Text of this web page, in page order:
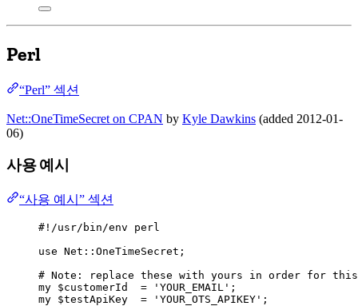
Perl
“Perl” 섹션
Net::OneTimeSecret on CPAN by Kyle Dawkins (added 2012-01-
06)
사용 예시
“사용 예시” 섹션
#!/usr/bin/env perl
use Net::OneTimeSecret;
# Note: replace these with yours in order for
my $customerId
  =
' YOUR_EMAIL ' ;
my $testApiKey
  =
' YOUR_OTS_APIKEY ' ;